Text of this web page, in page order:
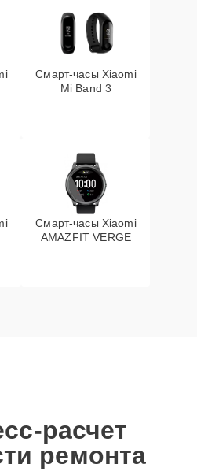
Смарт-часы Xiaomi
Mi Band 3
Смарт-часы Xiaomi
AMAZFIT VERGE
расчет
ремонта